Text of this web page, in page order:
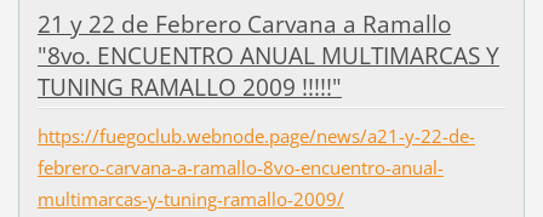
21 y 22 de Febrero Carvana a Ramallo
"8vo. ENCUENTRO ANUAL MULTIMARCAS Y
TUNING RAMALLO 2009 !!!!!"
https://fuegoclub.webnode.page/news/a21-y-22-de-
febrero-carvana-a-ramallo-8vo-encuentro-anual-
multimarcas-y-tuning-ramallo-2009/